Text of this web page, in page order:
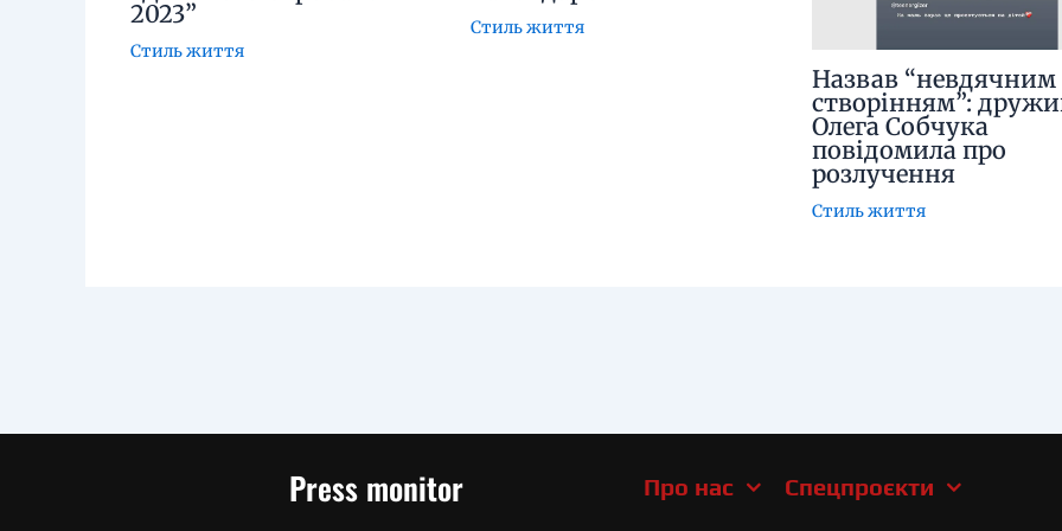
2023”
Стиль життя
Стиль життя
Назвав “невдячним
створінням”:
Олега Собчука
повідомила про
розлучення
Стиль життя
Press monitor Про нас Спецпроєкти